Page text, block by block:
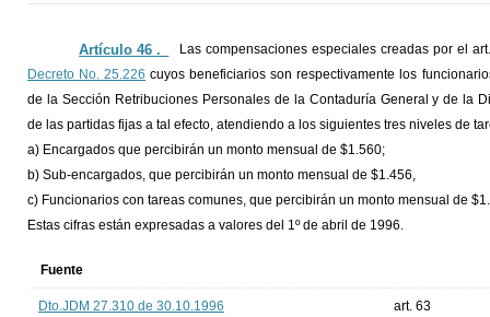
Artículo 46 ._
Las compensaciones especiales creadas por el
Decreto No. 25.226 cuyos beneficiarios son respectivamente los
de la Sección Retribuciones Personales de la Contaduría General y de la
de las partidas fijas a tal efecto, atendiendo a los siguientes tres niveles de
a) Encargados que percibirán un monto mensual de $1.560;
b) Sub-encargados, que percibirán un monto mensual de $1.456,
c) Funcionarios con tareas comunes, que percibirán un monto mensual de
Estas cifras están expresadas a valores del 1º de abril de 1996.
Fuente
Dto.JDM 27.310 de 30.10.1996 art. 63